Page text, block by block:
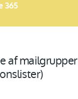
365
af mailgrupper